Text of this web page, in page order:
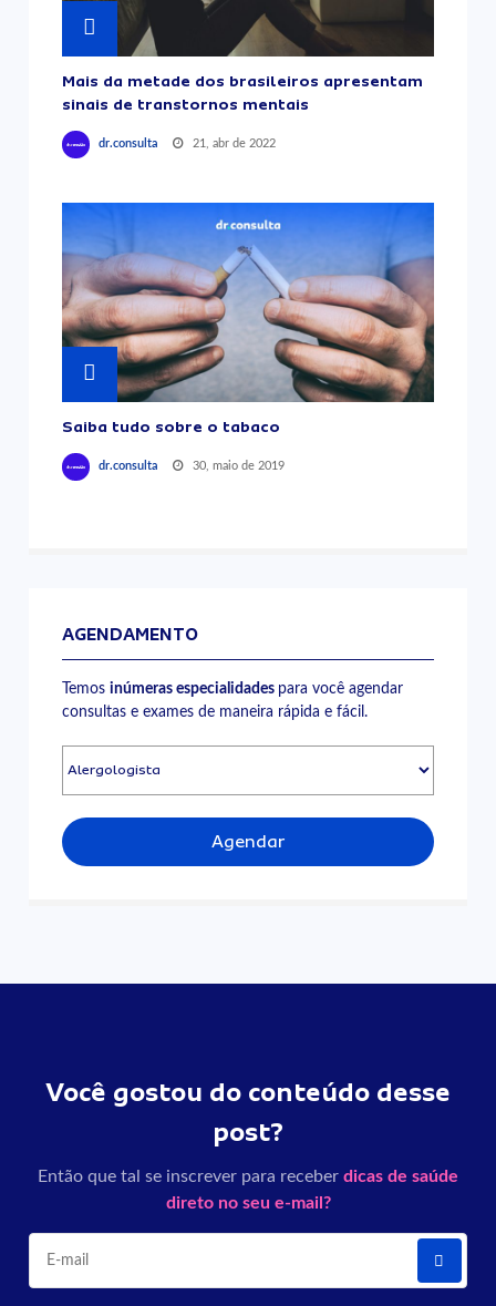
Mais da metade dos brasileiros apresentam
sinais de transtornos mentais
dr.consulta 21, abr de 2022
Saiba tudo sobre o tabaco
dr.consulta 30, maio de 2019
AGENDAMENTO
Temosinúmeras especialidades para você agendar
consultas e exames de maneira rápida e fácil.
Agendar
Você gostou do conteúdo desse
post?
Então que tal se inscrever para receber dicas de saúde
direto no seu e-mail?